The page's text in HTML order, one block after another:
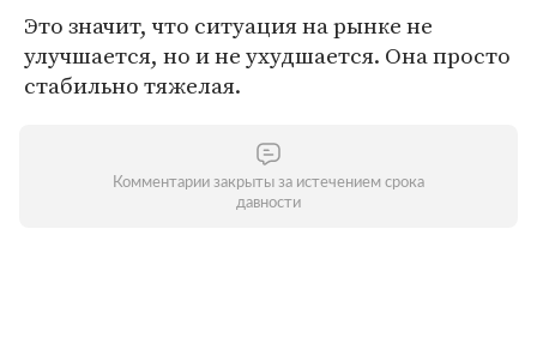
Это значит, что ситуация на рынке не
улучшается, но и не ухудшается. Она просто
стабильно тяжелая.
Комментарии закрыты за истечением срока
давности